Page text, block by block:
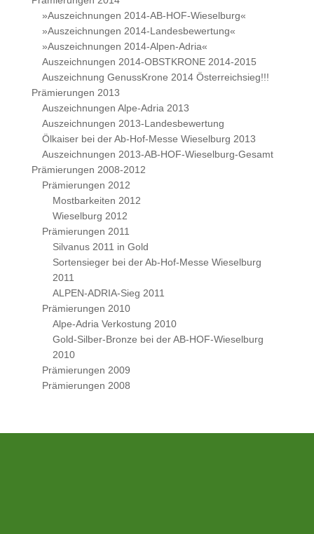
»Auszeichnungen 2014-AB-HOF-Wieselburg«
»Auszeichnungen 2014-Landesbewertung«
»Auszeichnungen 2014-Alpen-Adria«
Auszeichnungen 2014-OBSTKRONE 2014-2015
Auszeichnung GenussKrone 2014 Österreichsieg!!!
Prämierungen 2013
Auszeichnungen Alpe-Adria 2013
Auszeichnungen 2013-Landesbewertung
Ölkaiser bei der Ab-Hof-Messe Wieselburg 2013
Auszeichnungen 2013-AB-HOF-Wieselburg-Gesamt
Prämierungen 2008-2012
Prämierungen 2012
Mostbarkeiten 2012
Wieselburg 2012
Prämierungen 2011
Silvanus 2011 in Gold
Sortensieger bei der Ab-Hof-Messe Wieselburg
2011
ALPEN-ADRIA-Sieg 2011
Prämierungen 2010
Alpe-Adria Verkostung 2010
Gold-Silber-Bronze bei der AB-HOF-Wieselburg
2010
Prämierungen 2009
Prämierungen 2008